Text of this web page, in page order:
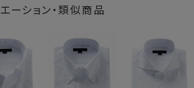
ーズン・ファブリックは、形態安
入れが非常に楽。
、洗濯後のお手入れが楽になり
り
ーション・類似商品